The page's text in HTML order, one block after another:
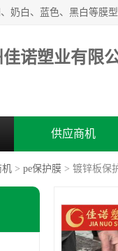
诺塑业有限
供应商机
机 > pe保护膜 > 镀锌板保